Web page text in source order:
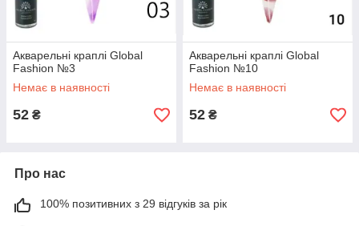
Акварельні краплі Global
Fashion №3
Немає в наявності
52 ₴
Акварельні краплі Global
Fashion №10
Немає в наявності
52 ₴
Про нас
100% позитивних з 29 відгуків за рік